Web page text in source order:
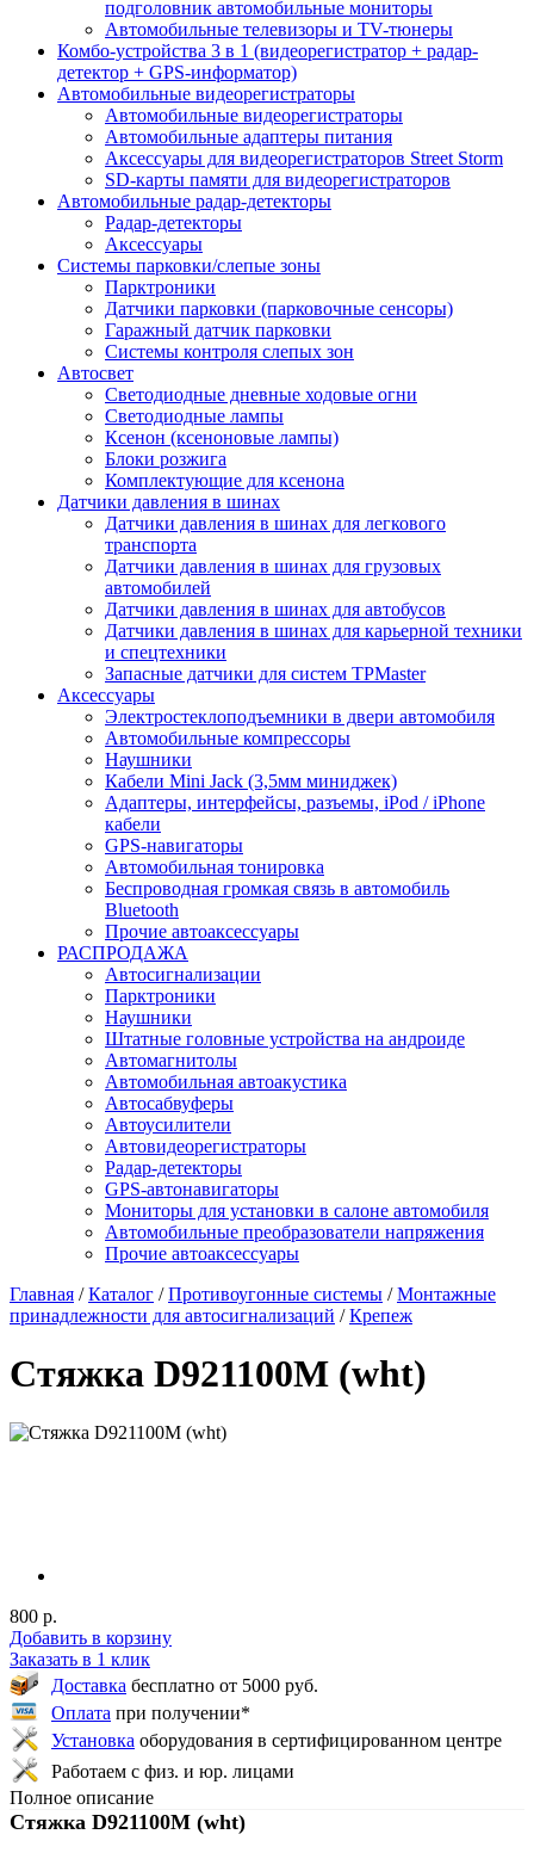
подголовник автомобильные мониторы
Автомобильные телевизоры и TV-тюнеры
Комбо-устройства 3 в 1 (видеорегистратор + радар-
детектор + GPS-информатор)
Автомобильные видеорегистраторы
Автомобильные видеорегистраторы
Автомобильные адаптеры питания
Аксессуары для видеорегистраторов Street Storm
SD-карты памяти для видеорегистраторов
Автомобильные радар-детекторы
Радар-детекторы
Аксессуары
Системы парковки/слепые зоны
Парктроники
Датчики парковки (парковочные сенсоры)
Гаражный датчик парковки
Системы контроля слепых зон
Автосвет
Светодиодные дневные ходовые огни
Светодиодные лампы
Ксенон (ксеноновые лампы)
Блоки розжига
Комплектующие для ксенона
Датчики давления в шинах
Датчики давления в шинах для легкового
транспорта
Датчики давления в шинах для грузовых
автомобилей
Датчики давления в шинах для автобусов
Датчики давления в шинах для карьерной техники
и спецтехники
Запасные датчики для систем TPMaster
Аксессуары
Электростеклоподъемники в двери автомобиля
Автомобильные компрессоры
Наушники
Кабели Mini Jack (3,5мм миниджек)
Адаптеры, интерфейсы, разъемы, iPod / iPhone
кабели
GPS-навигаторы
Автомобильная тонировка
Беспроводная громкая связь в автомобиль
Bluetooth
Прочие автоаксессуары
РАСПРОДАЖА
Автосигнализации
Парктроники
Наушники
Штатные головные устройства на андроиде
Автомагнитолы
Автомобильная автоакустика
Автосабвуферы
Автоусилители
Автовидеорегистраторы
Радар-детекторы
GPS-автонавигаторы
Мониторы для установки в салоне автомобиля
Автомобильные преобразователи напряжения
Прочие автоаксессуары
Главная /Каталог /Противоугонные системы /Монтажные
принадлежности для автосигнализаций /Крепеж
Стяжка D921100M (wht)
800 р.
Добавить в корзину
Заказать в 1 клик
Доставка бесплатно от 5000 руб.
Оплата при получении*
Установка оборудования в сертифицированном центре
Работаем с физ. и юр. лицами
Полное описание
Стяжка D921100M (wht)